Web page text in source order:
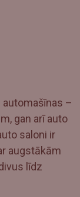
–
gan arī auto
saloni ir
augstākām
līdz